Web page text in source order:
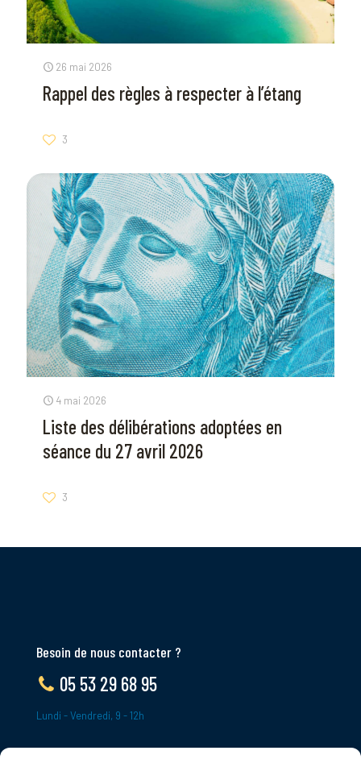
26 mai 2026
Rappel des règles à respecter à l’étang
3
4 mai 2026
Liste des délibérations adoptées en
séance du 27 avril 2026
3
Besoin de nous contacter ?
05 53 29 68 95
Lundi - Vendredi, 9 - 12h